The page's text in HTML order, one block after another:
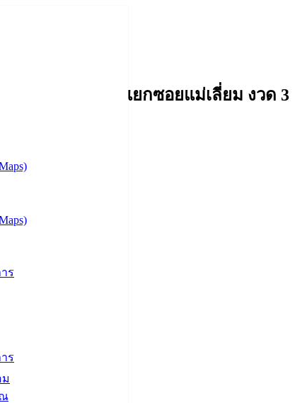
ร
ร
ถนนคอนกรีตฯ แยกซอยแม่เลี่ยม งวด 3